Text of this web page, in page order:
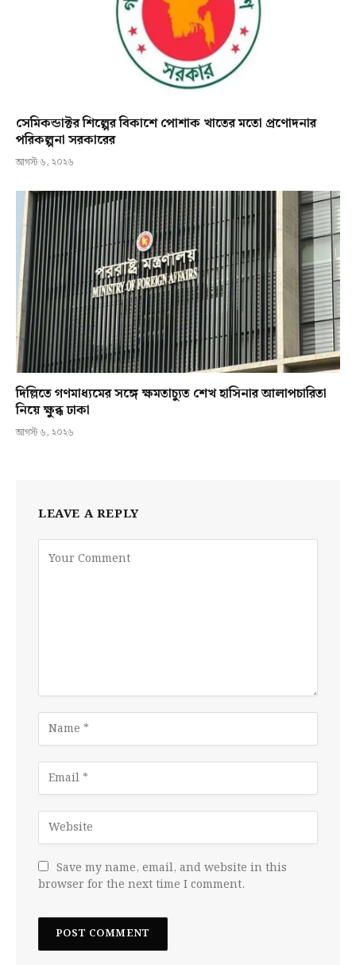
সেমিকন্ডাক্টর শিল্পের বিকাশে পোশাক খাতের মতো প্রণোদনার
পরিকল্পনা সরকারের
আগস্ট ৬, ২০২৬
দিল্লিতে গণমাধ্যমের সঙ্গে ক্ষমতাচ্যুত শেখ হাসিনার আলাপচারিতা
নিয়ে ক্ষুব্ধ ঢাকা
আগস্ট ৬, ২০২৬
LEAVE A REPLY
Save my name, email, and website in this
browser for the next time I comment.